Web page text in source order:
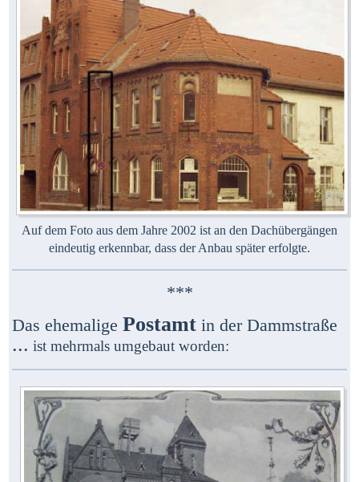
Auf dem Foto aus dem Jahre 2002 ist an den Dachübergängen
eindeutig erkennbar, dass der Anbau später erfolgte.
***
Das ehemaligePostamt in der Dammstraße
... ist mehrmals umgebaut worden: